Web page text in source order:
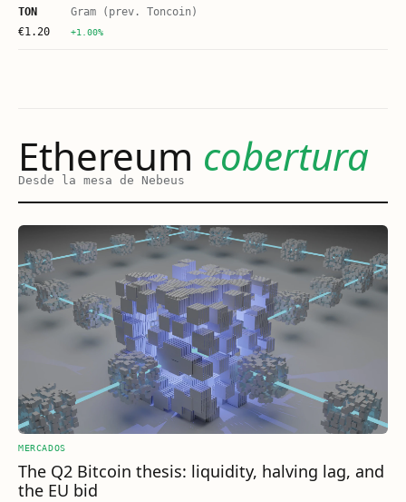
TON
Gram (prev. Toncoin)
€1.20 +1.00%
Ethereum cobertura
Desde la mesa de Nebeus
MERCADOS
The Q2 Bitcoin thesis: liquidity, halving lag, and
the EU bid